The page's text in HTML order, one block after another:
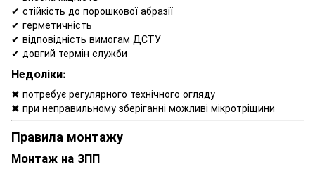
✔ стійкість до порошкової абразії
✔ герметичність
✔ відповідність вимогам ДСТУ
✔ довгий термін служби
Недоліки:
✖ потребує регулярного технічного огляду
✖ при неправильному зберіганні можливі мікротріщини
Правила монтажу
Монтаж на ЗПП